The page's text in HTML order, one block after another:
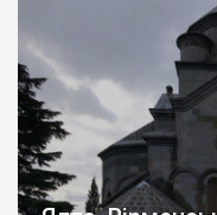
А потім було Хрещення